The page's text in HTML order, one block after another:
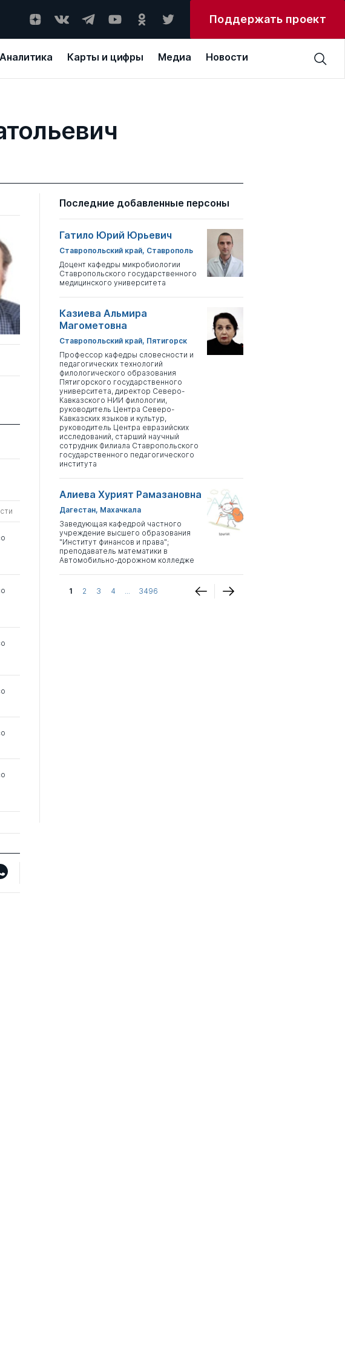
Поддержать проект
Аналитика Карты и цифры Медиа Новости
Последние добавленные персоны
Гатило Юрий Юрьевич
Ставропольский край, Ставрополь
Доцент кафедры микробиологии
Ставропольского государственного
медицинского университета
Казиева Альмира
Магометовна
Ставропольский край, Пятигорск
Профессор кафедры словесности и
педагогических технологий
филологического образования
Пятигорского государственного
университета, директор Северо-
Кавказского НИИ филологии,
руководитель Центра Северо-
Кавказских языков и культур,
руководитель Центра евразийских
исследований, старший научный
сотрудник Филиала Ставропольского
государственного педагогического
института
Алиева Хурият Рамазановна
Дагестан, Махачкала
Заведующая кафедрой частного
учреждение высшего образования
"Институт финансов и права";
преподаватель математики в
Автомобильно-дорожном колледже
1 2 3 4 ... 3496